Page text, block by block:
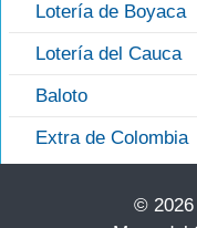
Lotería de Boyaca
Lotería del Cauca
Baloto
Extra de Colombia
© 2026